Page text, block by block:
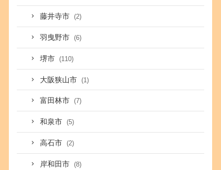
藤井寺市 (2)
羽曳野市 (6)
堺市 (110)
大阪狭山市 (1)
富田林市 (7)
和泉市 (5)
高石市 (2)
岸和田市 (8)